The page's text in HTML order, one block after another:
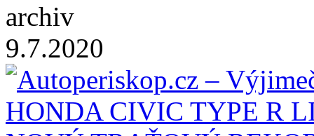
archiv
9.7.2020